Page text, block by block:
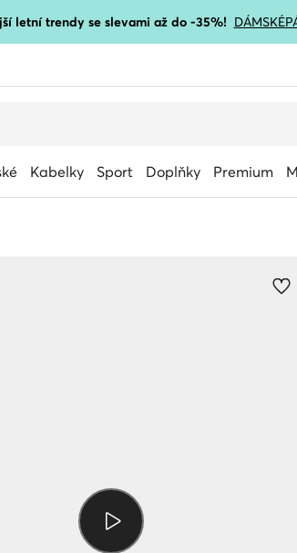
letní trendy se slevami až do -35%! DÁMSKÉ
Kabelky Sport Doplňky Premium